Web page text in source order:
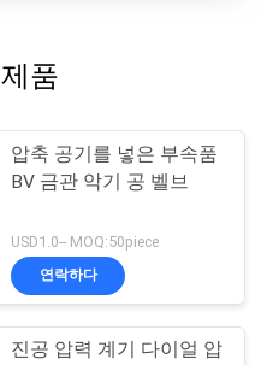
품
압축 공기를 넣은 부속품
BV 금관 악기 공 벨브
USD1.0-- MOQ:50piece
연락하다
진공 압력 계기 다이얼 압